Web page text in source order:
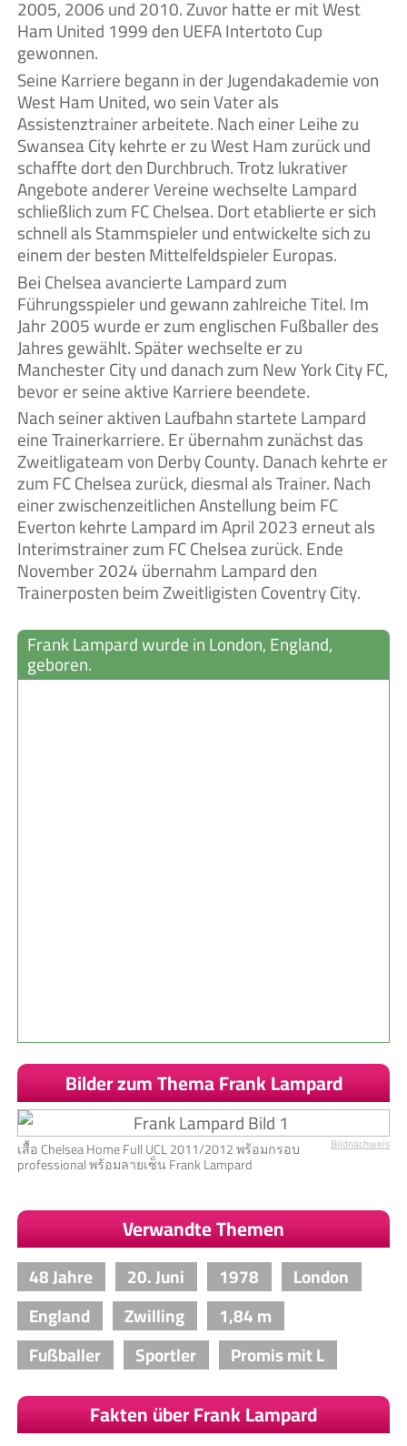
2005, 2006 und 2010. Zuvor hatte er mit West
Ham United 1999 den UEFA Intertoto Cup
gewonnen.
Seine Karriere begann in der Jugendakademie von
West Ham United, wo sein Vater als
Assistenztrainer arbeitete. Nach einer Leihe zu
Swansea City kehrte er zu West Ham zurück und
schaffte dort den Durchbruch. Trotz lukrativer
Angebote anderer Vereine wechselte Lampard
schließlich zum FC Chelsea. Dort etablierte er sich
schnell als Stammspieler und entwickelte sich zu
einem der besten Mittelfeldspieler Europas.
Bei Chelsea avancierte Lampard zum
Führungsspieler und gewann zahlreiche Titel. Im
Jahr 2005 wurde er zum englischen Fußballer des
Jahres gewählt. Später wechselte er zu
Manchester City und danach zum New York City FC,
bevor er seine aktive Karriere beendete.
Nach seiner aktiven Laufbahn startete Lampard
eine Trainerkarriere. Er übernahm zunächst das
Zweitligateam von Derby County. Danach kehrte er
zum FC Chelsea zurück, diesmal als Trainer. Nach
einer zwischenzeitlichen Anstellung beim FC
Everton kehrte Lampard im April 2023 erneut als
Interimstrainer zum FC Chelsea zurück. Ende
November 2024 übernahm Lampard den
Trainerposten beim Zweitligisten Coventry City.
Frank Lampard wurde in London, England,
geboren.
Bilder zum Thema Frank Lampard
Bildnachweis
เสื้อ Chelsea Home Full UCL 2011/2012 พร้อมกรอบ
professional พร้อมลายเซ็น Frank Lampard
Verwandte Themen
48 Jahre 20. Juni 1978
London
England
Zwilling
1,84 m
Fußballer
Sportler Promis mit L
Fakten über Frank Lampard